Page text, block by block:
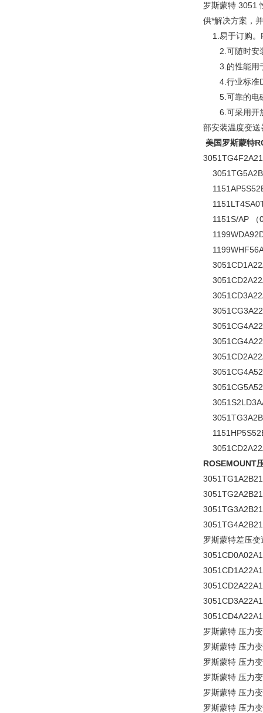
罗斯蒙特 3051
供*解决方案，
1.易于订购。
2.可随时安
3.的性能用
4.行业标准
5.可靠的电
6.可采用开放
部安装温度变
美国罗斯蒙特
1151S/AP （
ROSEMOUNT
罗斯蒙特差压变
罗斯蒙特 压力
罗斯蒙特 压力
罗斯蒙特 压力
罗斯蒙特 压力
罗斯蒙特 压力
罗斯蒙特 压力